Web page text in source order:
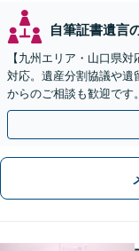
自筆証書遺言
【九州エリア・山口県
対応。遺産分割協議や遺
からのご相談も歓迎です
し、円満な解決を全力で